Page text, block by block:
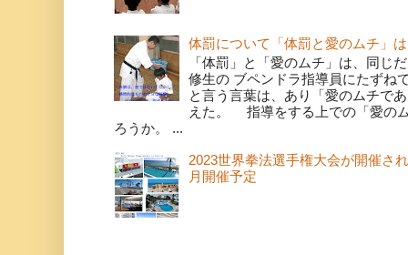
体罰について「体罰と愛のムチ」
「体罰」と「愛のムチ」は、同じ
修生の ブペンドラ指導員にたずね
と言う言葉は、あり「愛のムチで
えた。 指導をする上での「愛の
ろうか。 ...
2023世界拳法選手権大会が開催
月開催予定